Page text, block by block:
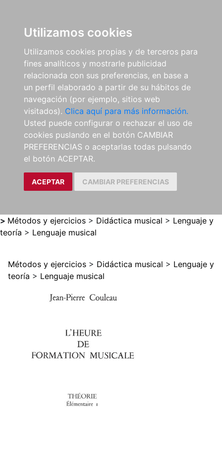
Utilizamos cookies
Utilizamos cookies propias y de terceros para
fines analíticos y mostrarle publicidad
relacionada con sus preferencias, en base a
un perfil elaborado a partir de su hábitos de
navegación (por ejemplo, sitios web
visitados). Clica aquí para más información.
Usted puede configurar o rechazar el uso de
cookies puslando en el botón CAMBIAR
PREFERENCIAS o aceptarlas todas pulsando
el botón ACEPTAR.
ACEPTAR CAMBIAR PREFERENCIAS
> Métodos y ejercicios > Didáctica musical > Lenguaje y
teoría > Lenguaje musical
Métodos y ejercicios > Didáctica musical > Lenguaje y
teoría > Lenguaje musical